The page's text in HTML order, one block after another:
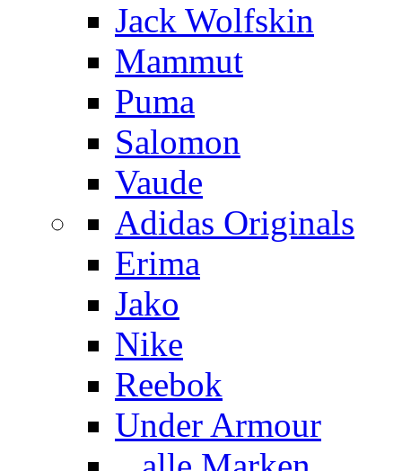
Jack Wolfskin
Mammut
Puma
Salomon
Vaude
Adidas Originals
Erima
Jako
Nike
Reebok
Under Armour